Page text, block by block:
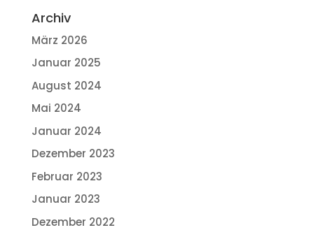
Archiv
März 2026
Januar 2025
August 2024
Mai 2024
Januar 2024
Dezember 2023
Februar 2023
Januar 2023
Dezember 2022